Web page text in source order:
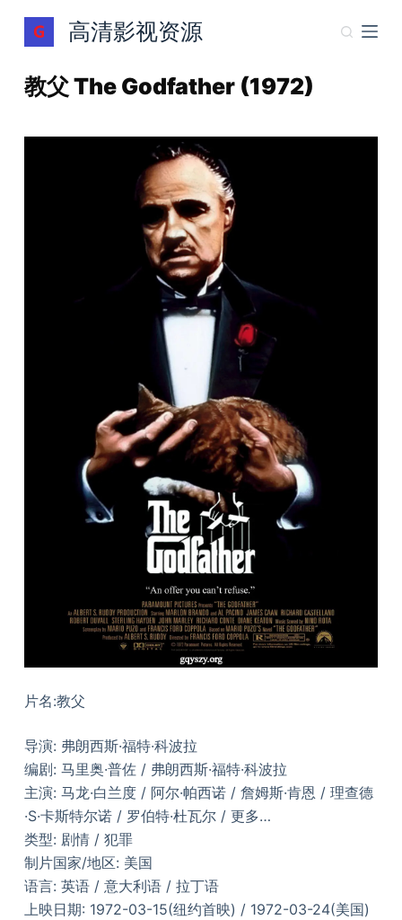
跳
过
容
高清影视资源
教父 The Godfather (1972)
片名:教父
导演: 弗朗西斯·福特·科波拉
编剧: 马里奥·普佐 / 弗朗西斯·福特·科波拉
主演: 马龙·白兰度 / 阿尔·帕西诺 / 詹姆斯·肯恩 / 理查德
·S·卡斯特尔诺 / 罗伯特·杜瓦尔 / 更多…
类型: 剧情 / 犯罪
制片国家/地区: 美国
语言: 英语 / 意大利语 / 拉丁语
上映日期: 1972-03-15(纽约首映) / 1972-03-24(美国)